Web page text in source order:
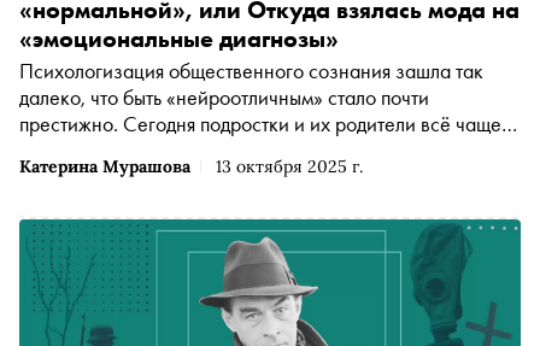
Катерина Мурашова 13 октября 2025 г.
«нормальной», или Откуда взялась мода на
«эмоциональные диагнозы»
Психологизация общественного сознания зашла так
далеко, что быть «нейроотличным» стало почти
престижно. Сегодня подростки и их родители всё чаще
нестабильности — и всё реже о том, что с этим делать.
действовать, а «ненорма» превратилась в новый
социальный идеал? Психолог Катерина Мурашова
приглашает читателей «Сноба» поговорить о
наболевшем